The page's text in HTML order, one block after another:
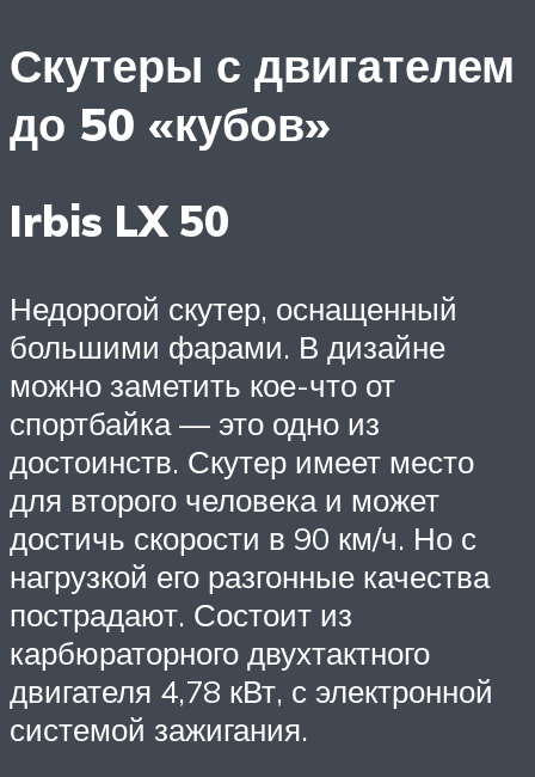
Скутеры с двигателем
до 50 «кубов»
Irbis LX 50
Недорогой скутер, оснащенный
большими фарами. В дизайне
можно заметить кое-что от
спортбайка — это одно из
достоинств. Скутер имеет место
для второго человека и может
достичь скорости в 90 км/ч. Но с
нагрузкой его разгонные качества
пострадают. Состоит из
карбюраторного двухтактного
двигателя 4,78 кВт, с электронной
системой зажигания.